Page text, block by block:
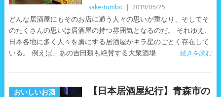
sake-tombo 2019/05/25
どんな居酒屋にもそのお店に通う人々の思いが重なり、そしてそ
のたくさんの思いは居酒屋の持つ雰囲気となるのだ。 それゆえ、
日本各地に多く人々を虜にする居酒屋がキラ星のごとく存在して
いる。 例えば、あの吉田類も絶賛する大衆酒場
続きを読む
おいしいお酒
【日本居酒屋紀行】青森市の